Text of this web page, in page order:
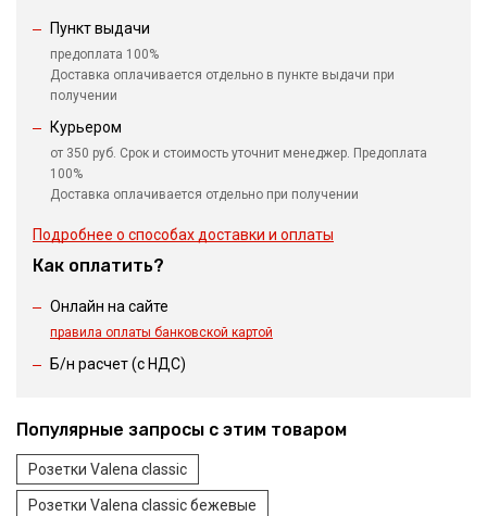
Пункт выдачи
предоплата 100%
Доставка оплачивается отдельно в пункте выдачи при
получении
Курьером
от 350 руб. Срок и стоимость уточнит менеджер. Предоплата
100%
Доставка оплачивается отдельно при получении
Подробнее о способах доставки и оплаты
Как оплатить?
Онлайн на сайте
правила оплаты банковской картой
Б/н расчет (c НДС)
Популярные запросы с этим товаром
Розетки Valena classic
Розетки Valena classic бежевые